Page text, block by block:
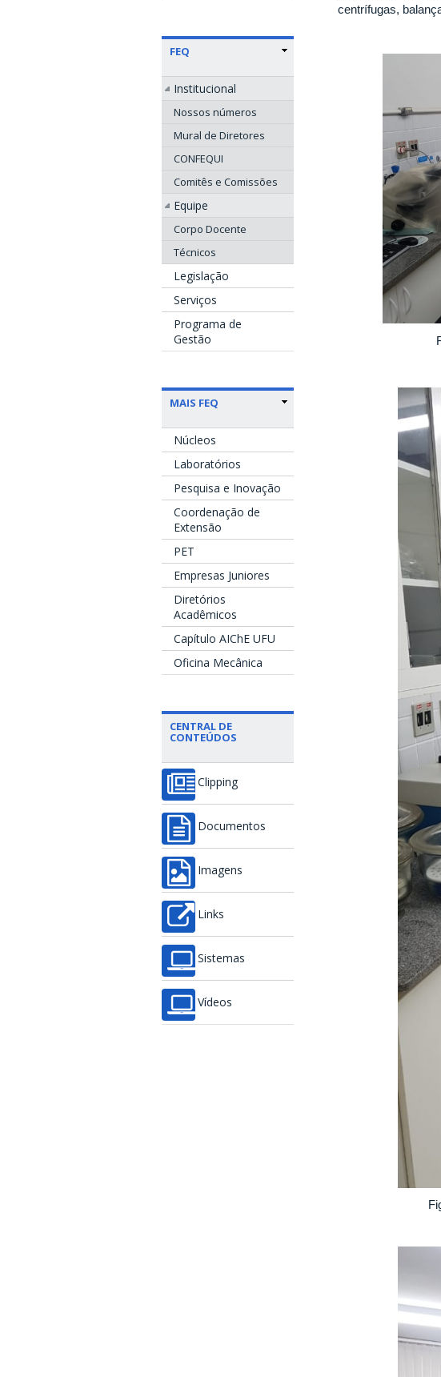
FEQ
Institucional
Nossos números
Mural de Diretores
CONFEQUI
Comitês e Comissões
Equipe
Corpo Docente
Técnicos
Legislação
Serviços
Programa de
Gestão
MAIS FEQ
Núcleos
Laboratórios
Pesquisa e Inovação
Coordenação de
Extensão
PET
Empresas Juniores
Diretórios
Acadêmicos
Capítulo AIChE UFU
Oficina Mecânica
CENTRAL DE
CONTEÚDOS
Clipping
Documentos
Imagens
Links
Sistemas
Vídeos
centrífugas,